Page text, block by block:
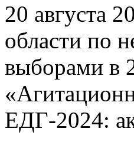
20 августа
области по
выборами в
ЕДГ-2024: